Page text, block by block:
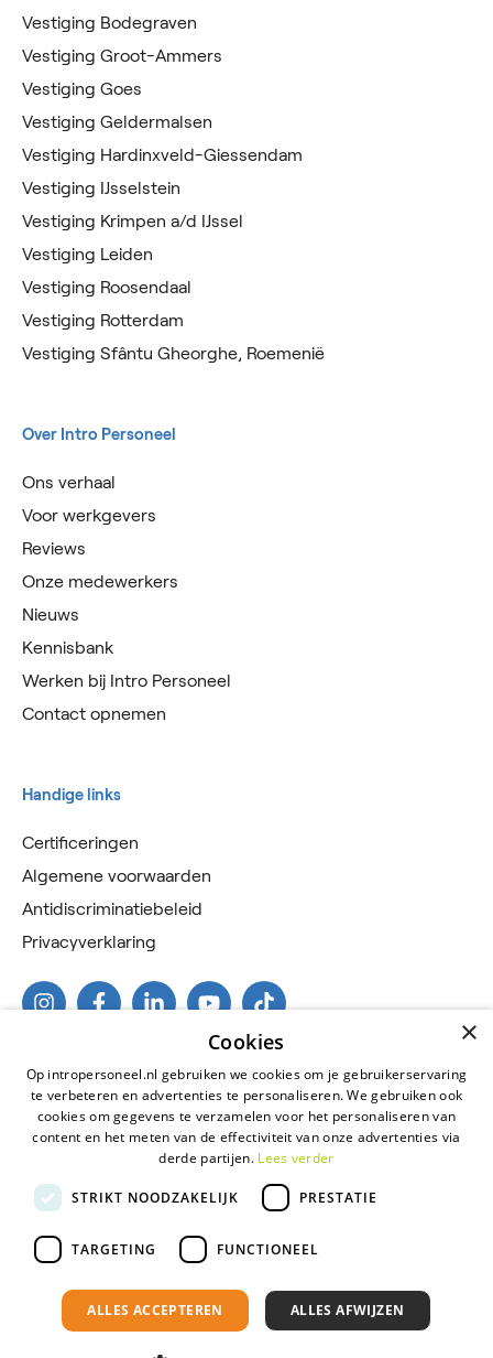
Vestiging Bodegraven
Vestiging Groot-Ammers
Vestiging Goes
Vestiging Geldermalsen
Vestiging Hardinxveld-Giessendam
Vestiging IJsselstein
Vestiging Krimpen a/d IJssel
Vestiging Leiden
Vestiging Roosendaal
Vestiging Rotterdam
Vestiging Sfântu Gheorghe, Roemenië
Over Intro Personeel
Ons verhaal
Voor werkgevers
Reviews
Onze medewerkers
Nieuws
Kennisbank
Werken bij Intro Personeel
Contact opnemen
Handige links
Certificeringen
Algemene voorwaarden
Antidiscriminatiebeleid
Privacyverklaring
2026 © Intro Personeel
Certificeringen
Algemene voorwaarden
Privacyverklaring
×
Cookies
Op intropersoneel.nl gebruiken we cookies om je gebruikerservaring
te verbeteren en advertenties te personaliseren. We gebruiken ook
cookies om gegevens te verzamelen voor het personaliseren van
content en het meten van de effectiviteit van onze advertenties via
derde partijen. Lees verder
STRIKT NOODZAKELIJK PRESTATIE
TARGETING FUNCTIONEEL
ALLES ACCEPTEREN ALLES AFWIJZEN